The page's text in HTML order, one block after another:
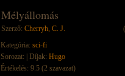
Mélyállomás
Szerző: Cherryh, C. J.
Kategória: sci-fi
Sorozat:
| Díjak: Hugo
Értékelés: 9.5 (2 szavazat)